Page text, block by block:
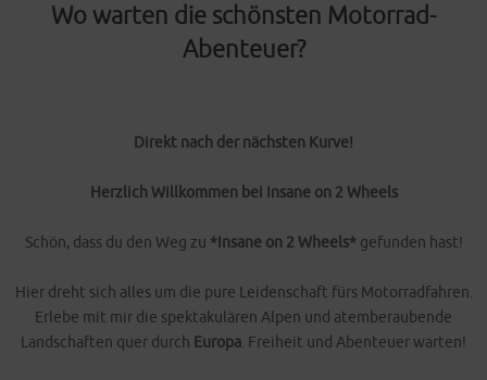
Wo warten die schönsten Motorrad-
Abenteuer?
Direkt nach der nächsten Kurve!
Herzlich Willkommen bei Insane on 2 Wheels
Schön, dass du den Weg zu *Insane on 2 Wheels* gefunden hast!
Hier dreht sich alles um die pure Leidenschaft fürs Motorradfahren.
Erlebe mit mir die spektakulären Alpen und atemberaubende
Landschaften quer durch Europa. Freiheit und Abenteuer warten!